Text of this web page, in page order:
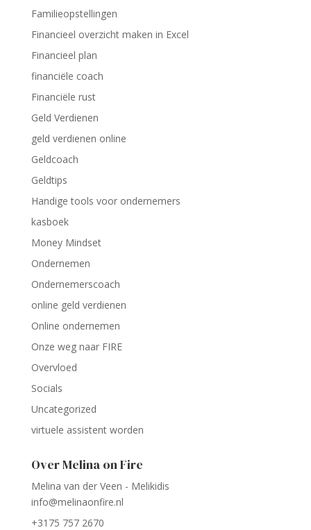
Familieopstellingen
Financieel overzicht maken in Excel
Financieel plan
financiële coach
Financiële rust
Geld Verdienen
geld verdienen online
Geldcoach
Geldtips
Handige tools voor ondernemers
kasboek
Money Mindset
Ondernemen
Ondernemerscoach
online geld verdienen
Online ondernemen
Onze weg naar FIRE
Overvloed
Socials
Uncategorized
virtuele assistent worden
Over Melina on Fire
Melina van der Veen - Melikidis
info@melinaonfire.nl
+3175 757 2670